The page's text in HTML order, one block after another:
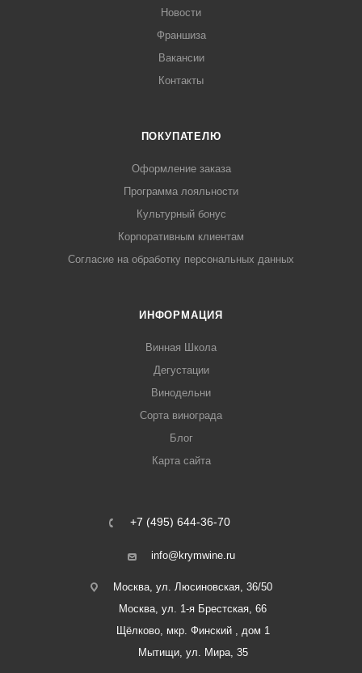
Новости
Франшиза
Вакансии
Контакты
ПОКУПАТЕЛЮ
Оформление заказа
Программа лояльности
Культурный бонус
Корпоративным клиентам
Согласие на обработку персональных данных
ИНФОРМАЦИЯ
Винная Школа
Дегустации
Винодельни
Сорта винограда
Блог
Карта сайта
+7 (495) 644-36-70
info@krymwine.ru
Москва, ул. Люсиновская, 36/50
Москва, ул. 1-я Брестская, 66
Щёлково, мкр. Финский , дом 1
Мытищи, ул. Мира, 35